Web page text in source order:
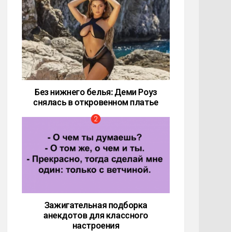
Без нижнего белья: Деми Роуз
снялась в откровенном платье
Зажигательная подборка
анекдотов для классного
настроения